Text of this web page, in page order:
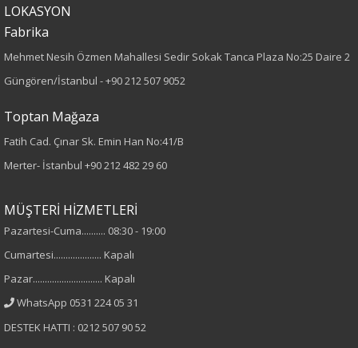
Paça Tipi
Kumaş Tipi
Örme
Kumaş
%6 Elastan
%65 Rayon
LOKASYON
Fabrika
Mehmet Nesih Özmen Mahallesi Sedir Sokak Tanca Plaza No:25 Daire 2
Güngören/İstanbul -+90 212 507 9052
Toptan Mağaza
Fatih Cad. Çınar Sk. Emin Han No:41/B
Merter- İstanbul +90 212 482 29 60
MÜŞTERİ HİZMETLERİ
Pazartesi-Cuma.......... 08:30 - 19:00
Cumartesi.................... Kapalı
Pazar............................. Kapalı
WhatsApp 0531 224 05 31
DESTEK HATTI : 0212 507 90 52